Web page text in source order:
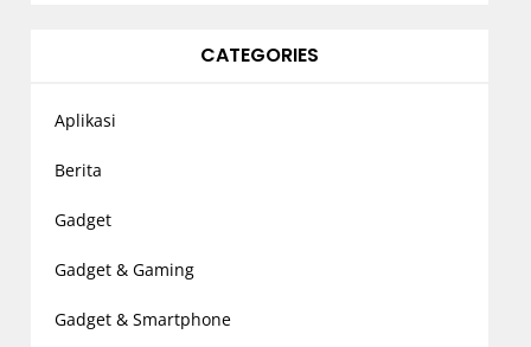
CATEGORIES
Aplikasi
Berita
Gadget
Gadget & Gaming
Gadget & Smartphone